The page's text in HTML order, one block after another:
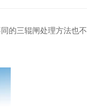
的三辊闸处理方法也不